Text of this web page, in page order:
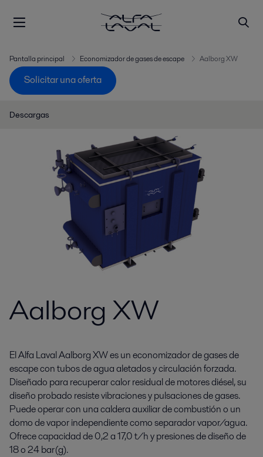
Pantalla principal Economizador de gases de escape Aalborg XW
Solicitar una oferta
Descargas
Aalborg XW
El Alfa Laval Aalborg XW es un economizador de gases de
escape con tubos de agua aletados y circulación forzada.
Diseñado para recuperar calor residual de motores diésel, su
diseño probado resiste vibraciones y pulsaciones de gases.
Puede operar con una caldera auxiliar de combustión o un
domo de vapor independiente como separador vapor/agua.
Ofrece capacidad de 0,2 a 17,0 t/h y presiones de diseño de
18 o 24 bar(g).